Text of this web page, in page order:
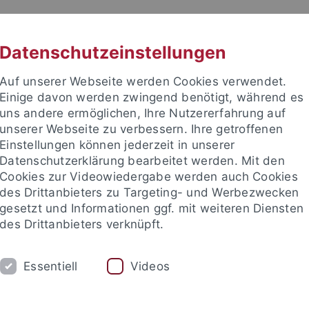
Datenschutzeinstellungen
Auf unserer Webseite werden Cookies verwendet.
Einige davon werden zwingend benötigt, während es
uns andere ermöglichen, Ihre Nutzererfahrung auf
unserer Webseite zu verbessern. Ihre getroffenen
Einstellungen können jederzeit in unserer
Datenschutzerklärung bearbeitet werden. Mit den
Cookies zur Videowiedergabe werden auch Cookies
des Drittanbieters zu Targeting- und Werbezwecken
gesetzt und Informationen ggf. mit weiteren Diensten
des Drittanbieters verknüpft.
Essentiell Videos